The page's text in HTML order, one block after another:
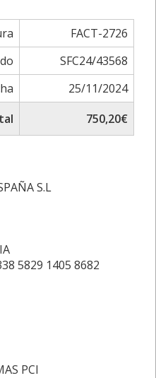
FACT-2726
SFC24/43568
25/11/2024
750,20€
S.L
5829 1405 8682
PCI